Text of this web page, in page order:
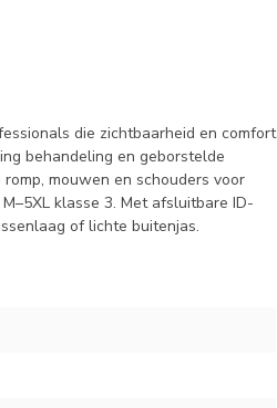
die zichtbaarheid en comfort
behandeling en geborstelde
mouwen en schouders voor
klasse 3. Met afsluitbare ID-
of lichte buitenjas.